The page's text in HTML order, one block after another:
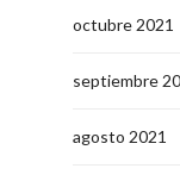
octubre 2021
septiembre
agosto 2021